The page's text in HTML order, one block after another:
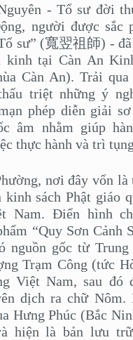
- Tổ sư đời
người được sắc
sư” (寬翌祖師) -
kinh tại Càn An
Càn An). Trải qua
triệt những ý
phép diễn giải
âm nhằm giúp
thực hành và trì
nơi đây vốn là
sách Phật giáo
Nam. Điển hình
“Quy Sơn Cảnh
gốc từ Trung
Trạm Công (tức
Việt Nam, sau đó
dịch ra chữ Nôm.
Hưng Phúc (Bắc
hiện là bản lưu